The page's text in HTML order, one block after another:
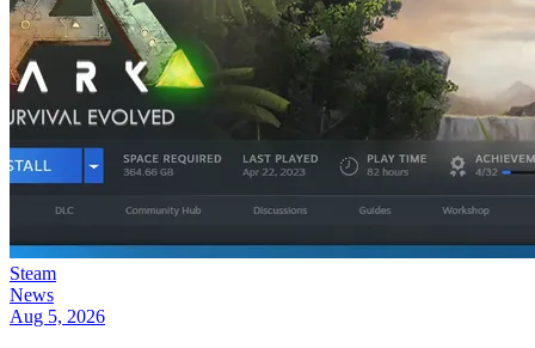
Steam
News
Aug 5, 2026